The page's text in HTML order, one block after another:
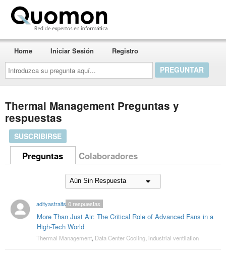
Introduzca
su
pregunta
aquí...
Home Iniciar Sesión Registro
Thermal Management Preguntas y
respuestas
SUSCRIBIRSE
Preguntas Colaboradores
adityastraits
More Than Just Air: The Critical Role of Advanced Fans in a
High-Tech World
0respuestas
Thermal Management, Data Center Cooling, industrial ventilation